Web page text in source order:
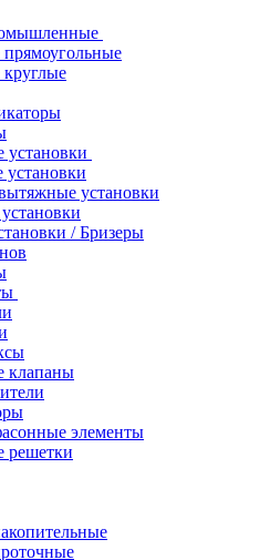
установки
/ Бризеры
клапаны
элементы
решетки